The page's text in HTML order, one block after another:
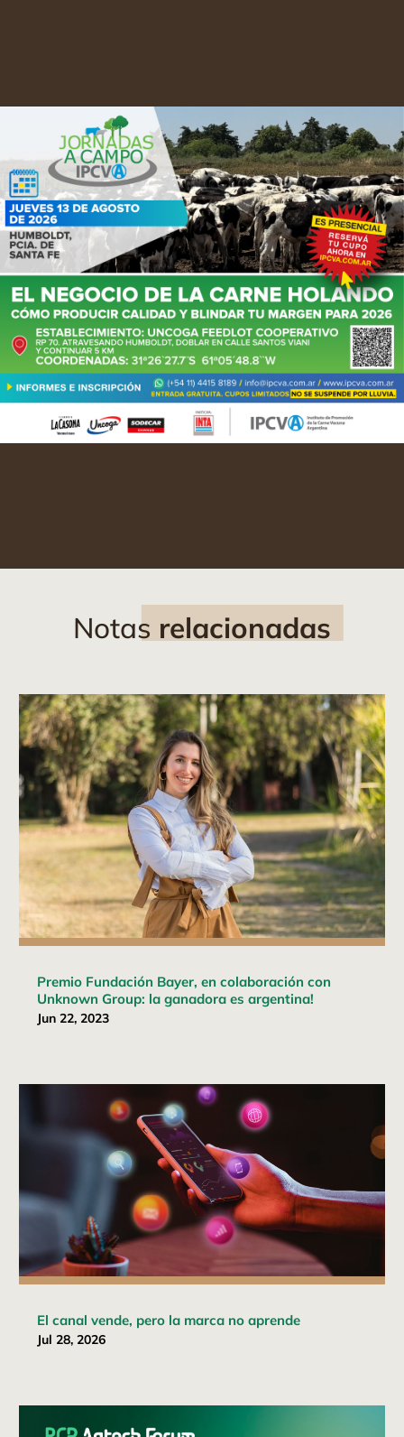
Notas relacionadas
Premio Fundación Bayer, en colaboración con
Unknown Group: la ganadora es argentina!
Jun 22, 2023
El canal vende, pero la marca no aprende
Jul 28, 2026